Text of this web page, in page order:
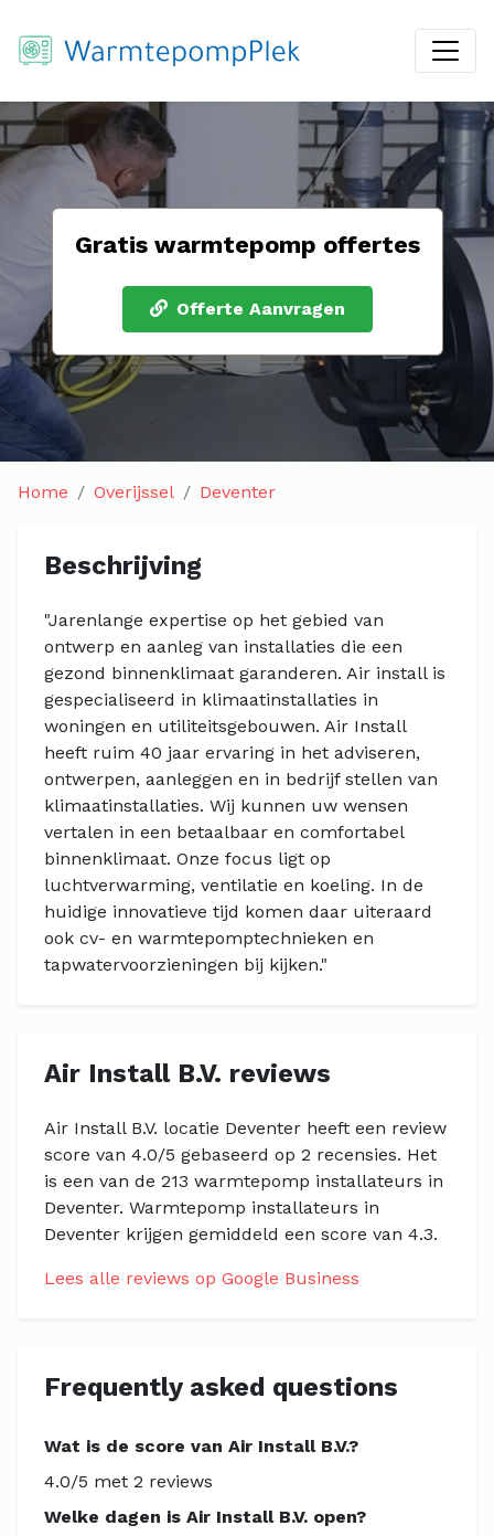
Gratis warmtepomp offertes
Offerte Aanvragen
Home Overijssel Deventer
Beschrijving
"Jarenlange expertise op het gebied van
ontwerp en aanleg van installaties die een
gezond binnenklimaat garanderen. Air install is
gespecialiseerd in klimaatinstallaties in
woningen en utiliteitsgebouwen. Air Install
heeft ruim 40 jaar ervaring in het adviseren,
ontwerpen, aanleggen en in bedrijf stellen van
klimaatinstallaties. Wij kunnen uw wensen
vertalen in een betaalbaar en comfortabel
binnenklimaat. Onze focus ligt op
luchtverwarming, ventilatie en koeling. In de
huidige innovatieve tijd komen daar uiteraard
ook cv- en warmtepomptechnieken en
tapwatervoorzieningen bij kijken."
Air Install B.V. reviews
Air Install B.V. locatie Deventer heeft een review
score van 4.0/5 gebaseerd op 2 recensies. Het
is een van de 213 warmtepomp installateurs in
Deventer. Warmtepomp installateurs in
Deventer krijgen gemiddeld een score van 4.3.
Lees alle reviews op Google Business
Frequently asked questions
Wat is de score van Air Install B.V.?
4.0/5 met 2 reviews
Welke dagen is Air Install B.V. open?